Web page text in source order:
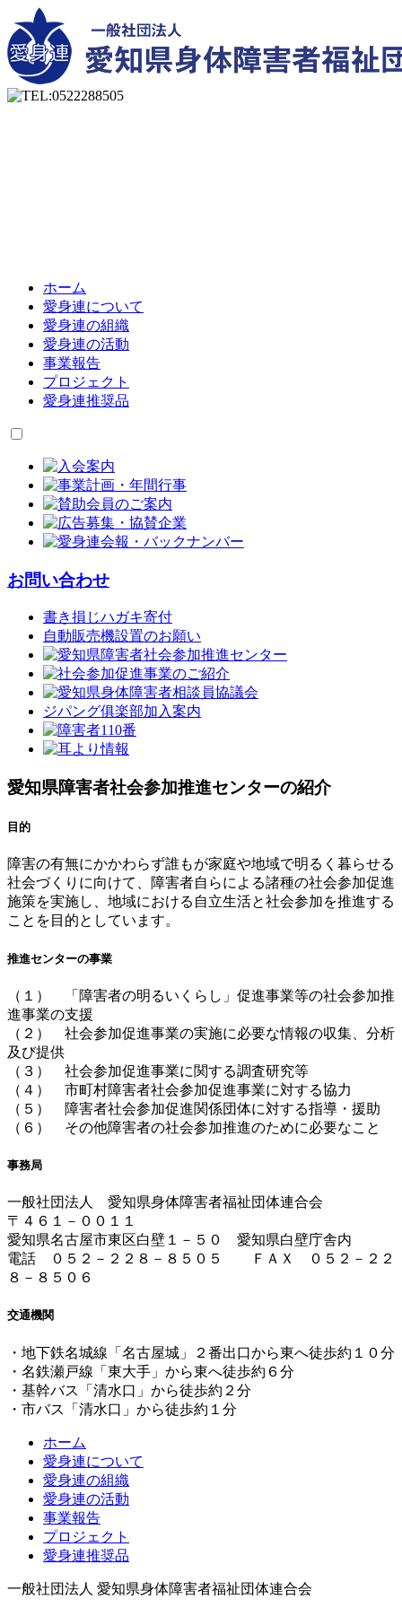
ホーム
愛身連について
愛身連の組織
愛身連の活動
事業報告
プロジェクト
愛身連推奨品
お問い合わせ
書き損じハガキ寄付
自動販売機設置のお願い
ジパング俱楽部加入案内
愛知県障害者社会参加推進センターの紹介
目的
障害の有無にかかわらず誰もが家庭や地域で明るく暮らせる
社会づくりに向けて、障害者自らによる諸種の社会参加促進
施策を実施し、地域における自立生活と社会参加を推進する
ことを目的としています。
推進センターの事業
（１） 「障害者の明るいくらし」促進事業等の社会参加推
進事業の支援
（２） 社会参加促進事業の実施に必要な情報の収集、分析
及び提供
（３） 社会参加促進事業に関する調査研究等
（４） 市町村障害者社会参加促進事業に対する協力
（５） 障害者社会参加促進関係団体に対する指導・援助
（６） その他障害者の社会参加推進のために必要なこと
事務局
一般社団法人 愛知県身体障害者福祉団体連合会
〒４６１－００１１
愛知県名古屋市東区白壁１－５０ 愛知県白壁庁舎内
電話 ０５２－２２８－８５０５ ＦＡＸ ０５２－２２
８－８５０６
交通機関
・地下鉄名城線「名古屋城」２番出口から東へ徒歩約１０分
・名鉄瀬戸線「東大手」から東へ徒歩約６分
・基幹バス「清水口」から徒歩約２分
・市バス「清水口」から徒歩約１分
ホーム
愛身連について
愛身連の組織
愛身連の活動
事業報告
プロジェクト
愛身連推奨品
一般社団法人 愛知県身体障害者福祉団体連合会